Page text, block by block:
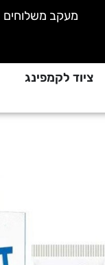
מעקב משלוחים
ציוד לקמפינג